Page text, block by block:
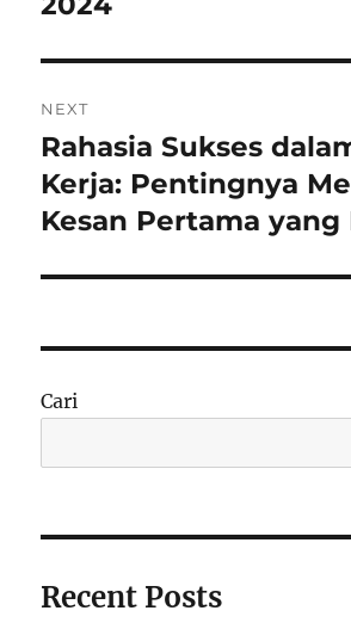
NEXT
Next
post:
Rahasia Sukses
Kerja: Pentingnya
Kesan Pertama yang
Cari
Recent Posts